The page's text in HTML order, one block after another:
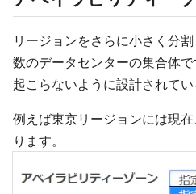
リージョンをさらに小さく分
数のデータセンターの集合体で
起こらないように設計されてい
例えば東京リージョンには現
ります。